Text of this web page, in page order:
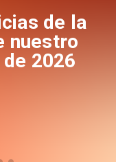
de la
nuestro
2026